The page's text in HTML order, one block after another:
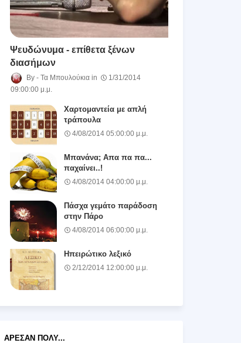
Ψευδώνυμα - επίθετα ξένων
διασήμων
Τα Μπουλούκια
1/31/2014
09:00:00 μ.μ.
Χαρτομαντεία με απλή
τράπουλα
4/08/2014 05:00:00 μ.μ.
Μπανάνα; Απα πα πα...
παχαίνει..!
4/08/2014 04:00:00 μ.μ.
Πάσχα γεμάτο παράδοση
στην Πάρο
4/08/2014 06:00:00 μ.μ.
Ηπειρώτικο λεξικό
2/12/2014 12:00:00 μ.μ.
ΆΡΕΣΑΝ ΠΟΛΎ...